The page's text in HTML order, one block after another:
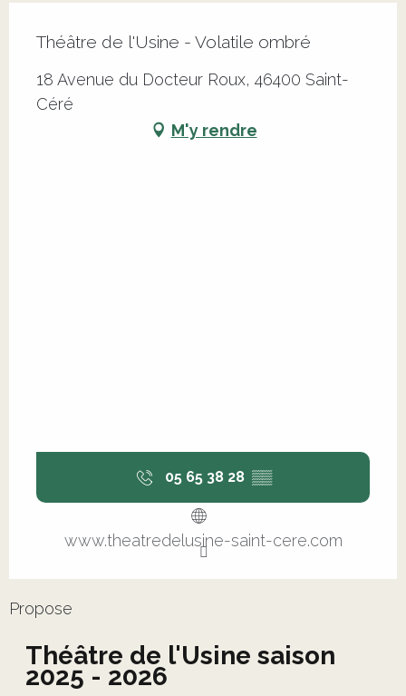
Théâtre de l'Usine - Volatile ombré
18 Avenue du Docteur Roux, 46400 Saint-
Céré
M'y rendre
05 65 38 28 ▒▒
www.theatredelusine-saint-cere.com
Propose
Théâtre de l'Usine saison
2025 - 2026